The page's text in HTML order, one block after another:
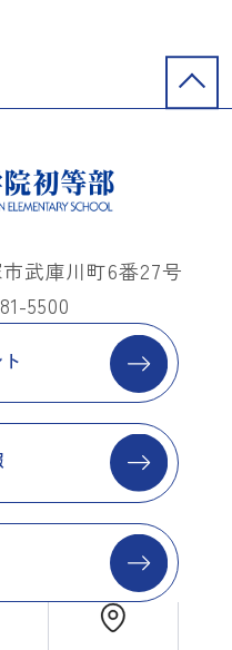
武庫川町6番27号
5500